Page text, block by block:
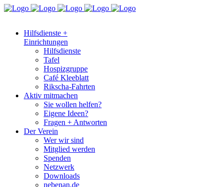
Hilfsdienste +
Einrichtungen
Hilfsdienste
Tafel
Hospizgruppe
Café Kleeblatt
Rikscha-Fahrten
Aktiv mitmachen
Sie wollen helfen?
Eigene Ideen?
Fragen + Antworten
Der Verein
Wer wir sind
Mitglied werden
Spenden
Netzwerk
Downloads
nebenan.de